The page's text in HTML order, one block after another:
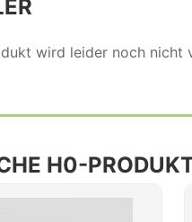
wird leider noch nicht
H0-